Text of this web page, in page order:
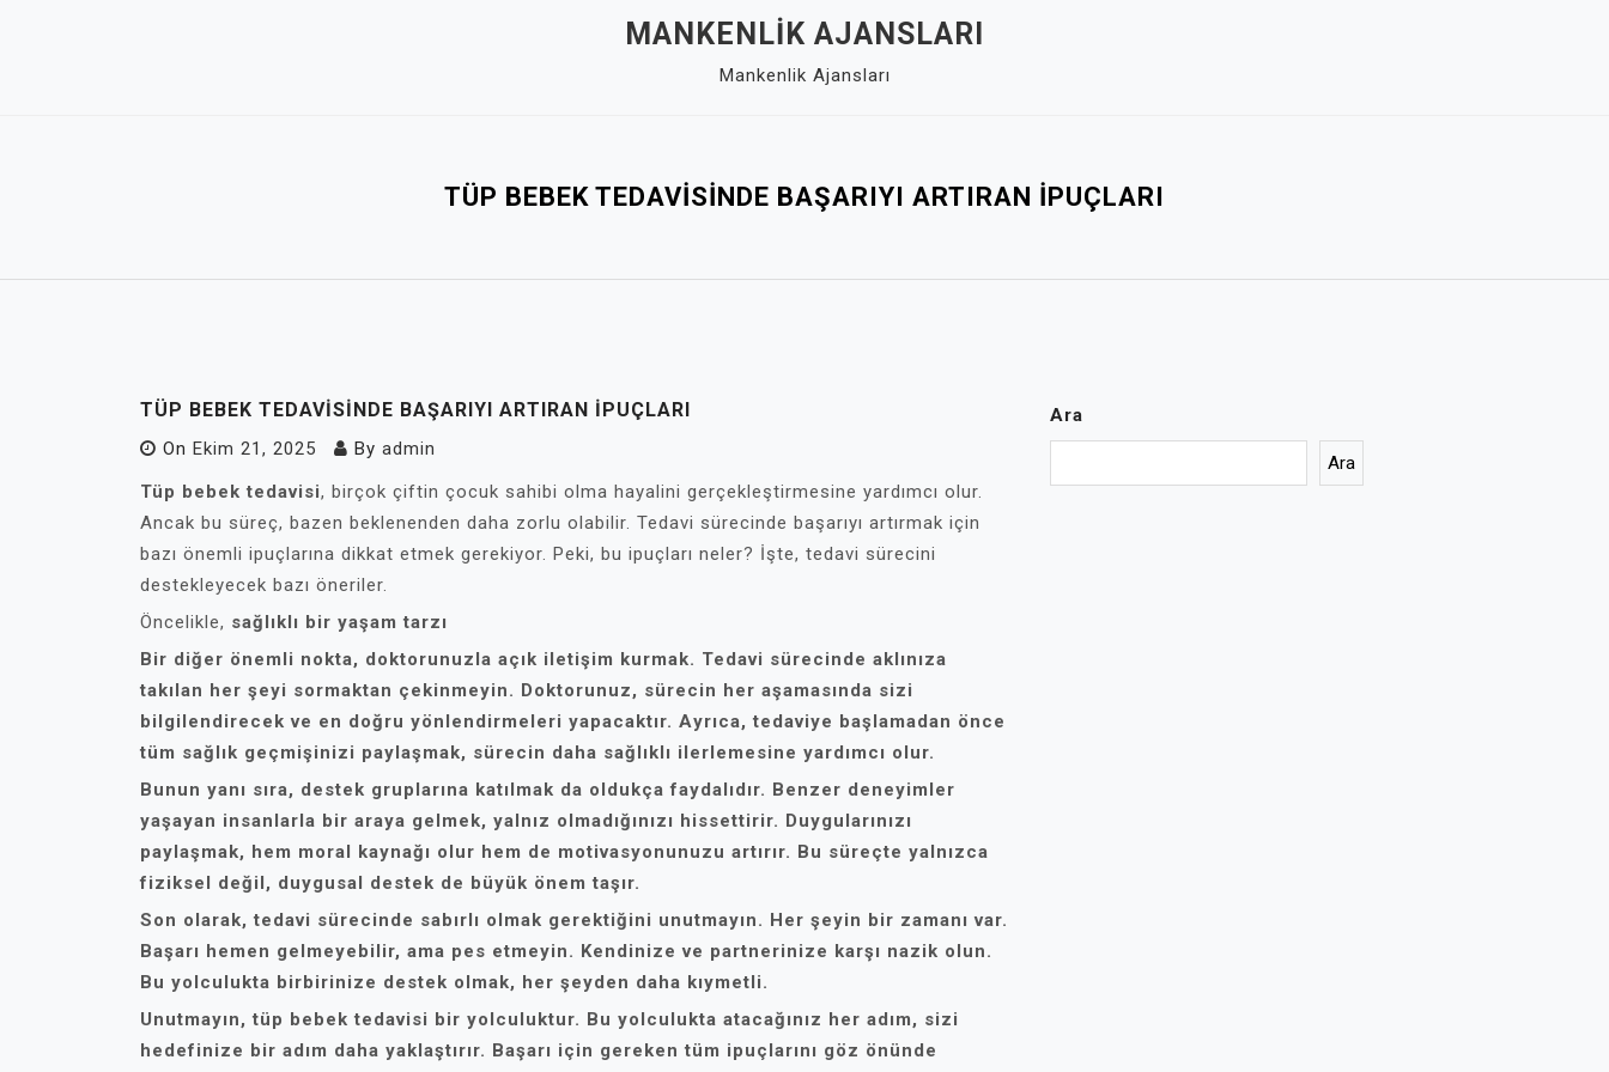
MANKENLIK AJANSLARI
Mankenlik Ajansları
TÜP BEBEK TEDAVISINDE BAŞARIYI ARTIRAN İPUÇLARI
TÜP BEBEK TEDAVISINDE BAŞARIYI ARTIRAN İPUÇLARI
On Ekim 21, 2025 By admin
Tüp bebek tedavisi, birçok çiftin çocuk sahibi olma hayalini gerçekleştirmesine yardımcı olur.
Ancak bu süreç, bazen beklenenden daha zorlu olabilir. Tedavi sürecinde başarıyı artırmak için
bazı önemli ipuçlarına dikkat etmek gerekiyor. Peki, bu ipuçları neler? İşte, tedavi sürecini
destekleyecek bazı öneriler.
Öncelikle, sağlıklı bir yaşam tarzı
Bir diğer önemli nokta, doktorunuzla açık iletişim kurmak. Tedavi sürecinde aklınıza
takılan her şeyi sormaktan çekinmeyin. Doktorunuz, sürecin her aşamasında sizi
bilgilendirecek ve en doğru yönlendirmeleri yapacaktır. Ayrıca, tedaviye başlamadan önce
tüm sağlık geçmişinizi paylaşmak, sürecin daha sağlıklı ilerlemesine yardımcı olur.
Bunun yanı sıra, destek gruplarına katılmak da oldukça faydalıdır. Benzer deneyimler
yaşayan insanlarla bir araya gelmek, yalnız olmadığınızı hissettirir. Duygularınızı
paylaşmak, hem moral kaynağı olur hem de motivasyonunuzu artırır. Bu süreçte yalnızca
fiziksel değil, duygusal destek de büyük önem taşır.
Son olarak, tedavi sürecinde sabırlı olmak gerektiğini unutmayın. Her şeyin bir zamanı var.
Başarı hemen gelmeyebilir, ama pes etmeyin. Kendinize ve partnerinize karşı nazik olun.
Bu yolculukta birbirinize destek olmak, her şeyden daha kıymetli.
Unutmayın, tüp bebek tedavisi bir yolculuktur. Bu yolculukta atacağınız her adım, sizi
hedefinize bir adım daha yaklaştırır. Başarı için gereken tüm ipuçlarını göz önünde
Ara
Ara